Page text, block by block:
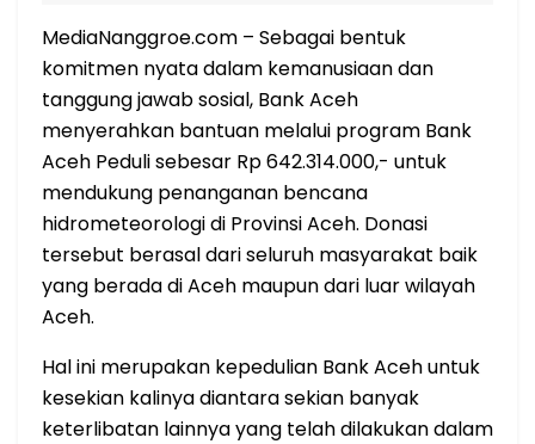
MediaNanggroe.com – Sebagai bentuk
komitmen nyata dalam kemanusiaan dan
tanggung jawab sosial, Bank Aceh
menyerahkan bantuan melalui program Bank
Aceh Peduli sebesar Rp 642.314.000,- untuk
mendukung penanganan bencana
hidrometeorologi di Provinsi Aceh. Donasi
tersebut berasal dari seluruh masyarakat baik
yang berada di Aceh maupun dari luar wilayah
Aceh.
Hal ini merupakan kepedulian Bank Aceh untuk
kesekian kalinya diantara sekian banyak
keterlibatan lainnya yang telah dilakukan dalam